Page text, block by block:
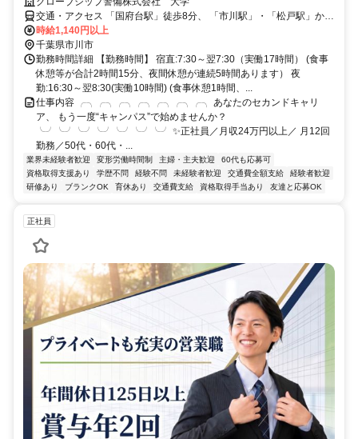
交通・アクセス 「国府台駅」徒歩8分、 「市川駅」・「松戸駅」から
バス和洋女子大前徒歩3分
時給1,140円以上
千葉県市川市
勤務時間詳細 【勤務時間】 宿直:7:30～翌7:30（実働17時間） (食事
休憩等が合計2時間15分、夜間休憩が連続5時間あります） 夜
勤:16:30～翌8:30(実働10時間) (食事休憩1時間、...
仕事内容 ╭╮╭╮╭╮╭╮╭╮╭╮╭╮ あなたのセカンドキャリ
ア、 もう一度“キャンパス”で始めませんか？
╰╯╰╯╰╯╰╯╰╯╰╯╰╯ ✨正社員／月収24万円以上／ 月12回
勤務／50代・60代・...
業界未経験者歓迎 変形労働時間制 主婦・主夫歓迎
60代も応募可
資格取得支援あり
学歴不問 経験不問 未経験者歓迎 交通費全額支給
経験者歓迎
研修あり
ブランクOK 育休あり 交通費支給 資格取得手当あり 友達と応募OK
正社員